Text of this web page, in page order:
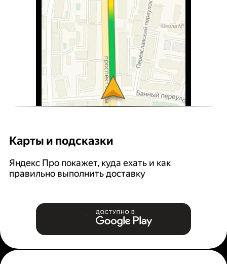
Карты и подсказки
Яндекс Про покажет, куда ехать и как
правильно выполнить доставку